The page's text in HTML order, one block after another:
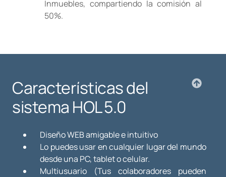
Inmuebles, compartiendo la comisión al
50%.
Características del
sistema HOL 5.0
Diseño WEB amigable e intuitivo
Lo puedes usar en cualquier lugar del mundo
desde una PC, tablet o celular.
Multiusuario (Tus colaboradores pueden